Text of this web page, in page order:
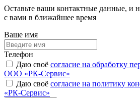
Оставьте ваши контактные данные, и
с вами в ближайшее время
Ваше имя
Телефон
Даю своё согласие на обработку
ООО «РК-Сервис»
Даю своё согласие на политику
«РК-Сервис»